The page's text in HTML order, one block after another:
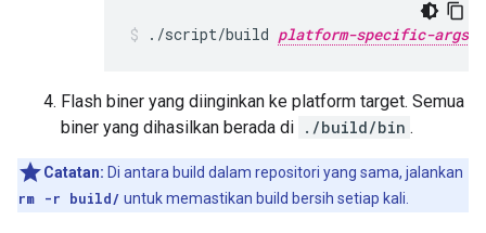
./script/build platform-specific-args
Flash biner yang diinginkan ke platform target. Semua
biner yang dihasilkan berada di ./build/bin .
Catatan: Di antara build dalam repositori yang sama, jalankan
rm -r build/ untuk memastikan build bersih setiap kali.